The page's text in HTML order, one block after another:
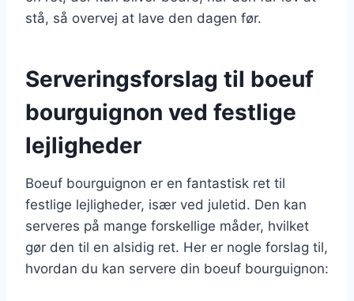
stå, så overvej at lave den dagen før.
Serveringsforslag til boeuf
bourguignon ved festlige
lejligheder
Boeuf bourguignon er en fantastisk ret til
festlige lejligheder, især ved juletid. Den kan
serveres på mange forskellige måder, hvilket
gør den til en alsidig ret. Her er nogle forslag til,
hvordan du kan servere din boeuf bourguignon: